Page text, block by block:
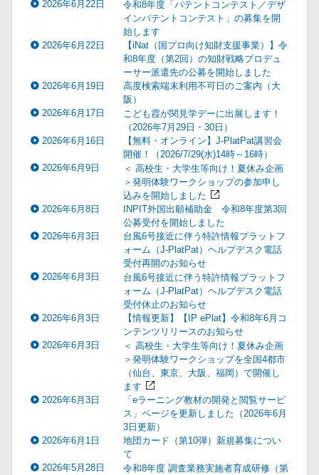
2026年6月22日
令和8年度「パテントコンテスト／デザ
インパテントコンテスト」の募集を開
始します
2026年6月22日
【iNat（国プロ向け知財支援事業）】令
和8年度（第2回）の知財戦略プロデュ
ーサー派遣先の公募を開始しました
2026年6月19日
高度検索端末利用不可日のご案内（大
阪）
2026年6月17日
こども霞が関見学デーに出展します！
（2026年7月29日・30日）
2026年6月16日
【無料・オンライン】J-PlatPat講習会
開催！（2026/7/29(水)14時～16時）
2026年6月9日
＜ 高校生・大学生等向け！夏休み企画
＞発明体験ワークショップの参加申し
込みを開始しました
2026年6月8日
INPIT外国出願補助金 令和8年度第3回
公募受付を開始しました
2026年6月3日
台風6号接近に伴う特許情報プラットフ
ォーム（J-PlatPat）ヘルプデスク電話
受付再開のお知らせ
2026年6月3日
台風6号接近に伴う特許情報プラットフ
ォーム（J-PlatPat）ヘルプデスク電話
受付休止のお知らせ
2026年6月3日
【情報更新】【IP ePlat】令和8年6月コ
ンテンツリリースのお知らせ
2026年6月3日
＜ 高校生・大学生等向け！夏休み企画
＞発明体験ワークショップを全国4都市
（仙台、東京、大阪、福岡）で開催し
ます
2026年6月3日
「eラーニング教材の開発と閲覧サービ
ス」ページを更新しました（2026年6月
3日更新）
2026年6月1日
地団カード（第10弾）新規募集につい
て
2026年5月28日
令和8年度 調査業務実施者育成研修（第